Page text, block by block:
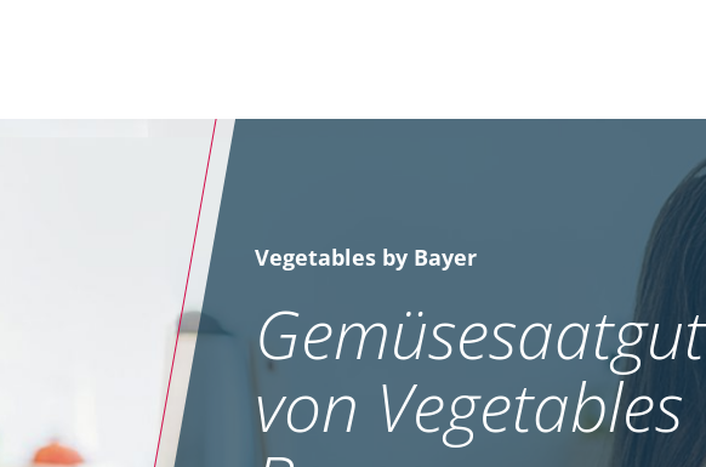
Vegetables by Bayer
Gemüsesaatgut
von Vegetables